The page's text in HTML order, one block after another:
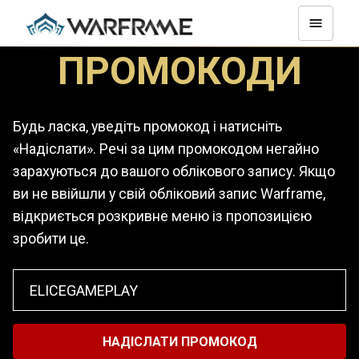
ПРОМОКОДИ
Будь ласка, уведіть промокод і натисніть
«Надіслати». Речі за цим промокодом негайно
зарахуються до вашого облікового запису. Якщо
ви не ввійшли у свій обліковий запис Warframe,
відкриється розкривне меню із пропозицією
зробити це.